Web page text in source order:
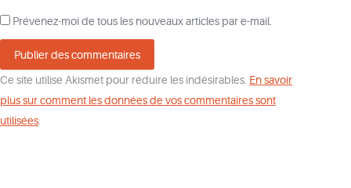
Prévenez-moi de tous les nouveaux articles par e-mail.
Publier des commentaires
Ce site utilise Akismet pour réduire les indésirables. En savoir
plus sur comment les données de vos commentaires sont
utilisées